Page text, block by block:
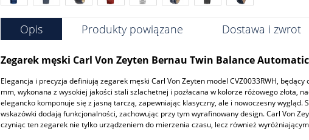
Opis Produkty powiązane Dostawa i zwrot
Zegarekmęski Carl Von Zeyten Bernau Twin Balance Automatic
Elegancja i precyzja definiują zegarek męski Carl Von Zeyten model CVZ0033RWH,
mm, wykonana z wysokiej jakości stali szlachetnej i pozłacana w kolorze różowego złota,
elegancko komponuje się z jasną tarczą, zapewniając klasyczny, ale i nowoczesny wygląd.
wskazówki dodają funkcjonalności, zachowując przy tym wyrafinowany design. Carl Von
czyniąc ten zegarek nie tylko urządzeniem do mierzenia czasu, lecz również